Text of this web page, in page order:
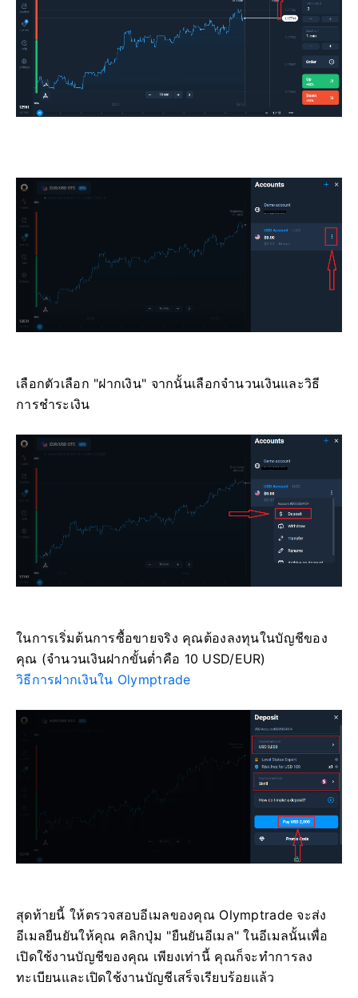
เลือกตัวเลือก "ฝากเงิน" จากนั้นเลือกจำนวนเงินและวิธี
การชำระเงิน
ในการเริ่มต้นการซื้อขายจริง คุณต้องลงทุนในบัญชีของ
คุณ (จำนวนเงินฝากขั้นต่ำคือ 10 USD/EUR)
วิธีการฝากเงินใน Olymptrade
สุดท้ายนี้ ให้ตรวจสอบอีเมลของคุณ Olymptrade จะส่ง
อีเมลยืนยันให้คุณ คลิกปุ่ม "ยืนยันอีเมล" ในอีเมลนั้นเพื่อ
เปิดใช้งานบัญชีของคุณ เพียงเท่านี้ คุณก็จะทำการลง
ทะเบียนและเปิดใช้งานบัญชีเสร็จเรียบร้อยแล้ว